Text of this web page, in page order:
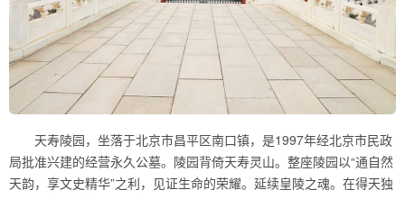
天寿陵园，坐落于北京市昌平区南口镇，是1997年经北京市民政
局批准兴建的经营永久公墓。陵园背倚天寿灵山。整座陵园以“通自然
天韵，享文史精华”之利，见证生命的荣耀。延续皇陵之魂。在得天独